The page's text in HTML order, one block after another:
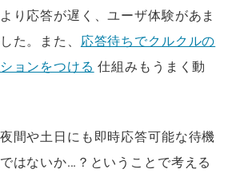
り応答が遅く、ユーザ体験があま
た。また、 応答待ちでクルクルの
ョンをつける 仕組みもうまく動
間や土日にも即時応答可能な待機
はないか…？ということで考える